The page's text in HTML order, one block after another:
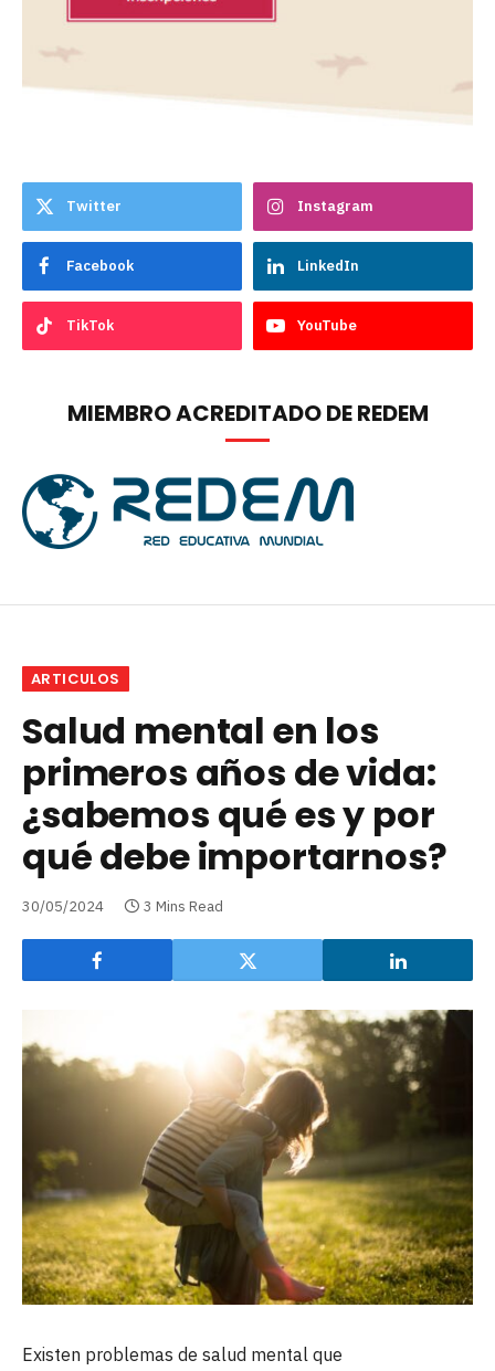
Twitter Instagram
Facebook LinkedIn
TikTok YouTube
MIEMBRO ACREDITADO DE REDEM
ARTICULOS
Salud mental en los
primeros años de vida:
¿sabemos qué es y por
qué debe importarnos?
30/05/2024 3 Mins Read
Existen problemas de salud mental que